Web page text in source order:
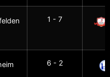
1 - 7
6 - 2